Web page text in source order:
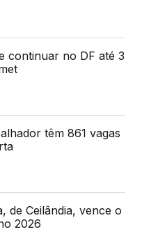
continuar no DF até 3
têm 861 vagas
de Ceilândia, vence o
2026